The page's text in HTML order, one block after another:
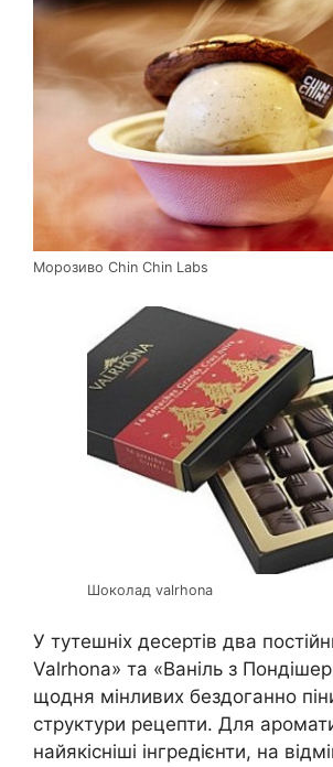
Морозиво Chin Chin Labs
Шоколад valrhona
У тутешніх десертів два
Valrhona» та «Ваніль з
щодня мінливих бездоганно
структури рецепти. Для
найякісніші інгредієнти, на